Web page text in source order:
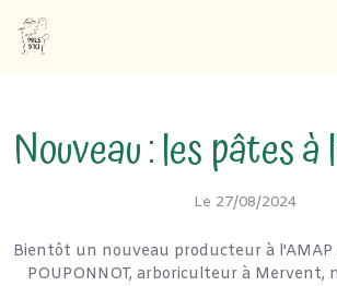
Nouveau : les pâtes
Le 27/08/2024
Bientôt un nouveau producteur à l'AMAP
POUPONNOT, arboriculteur à Mervent,